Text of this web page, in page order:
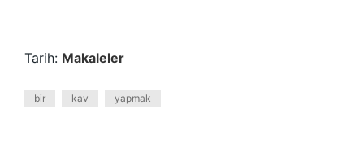
Tarih: Makaleler
bir kav yapmak